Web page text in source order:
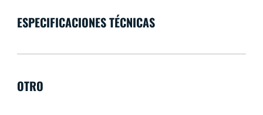
ESPECIFICACIONES TÉCNICAS
OTRO